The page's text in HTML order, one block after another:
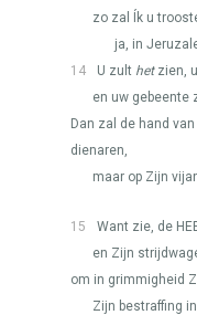
zo zal Ík u
ja, in
14
U zult hetzien,
en uw gebeente
Dan zal de hand
dienaren,
maar op Zijn
15 Want zie, de
en Zijn
om in grimmigheid
Zijn bestraffing